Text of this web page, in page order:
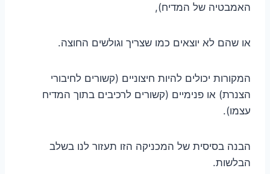
האמבטיה של המדיח),
או שהם לא יוצאים כמו שצריך וגולשים החוצה.
המקורות יכולים להיות חיצוניים (קשורים לחיבורי
הצנרת) או פנימיים (קשורים לרכיבים בתוך המדיח
עצמו).
הבנה בסיסית של המכניקה הזו תעזור לנו בשלב
הבלשות.